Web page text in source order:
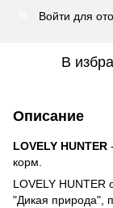
Войти для
В
Описание
LOVELY HUNTER
корм.
LOVELY HUNTER
"Дикая природа",